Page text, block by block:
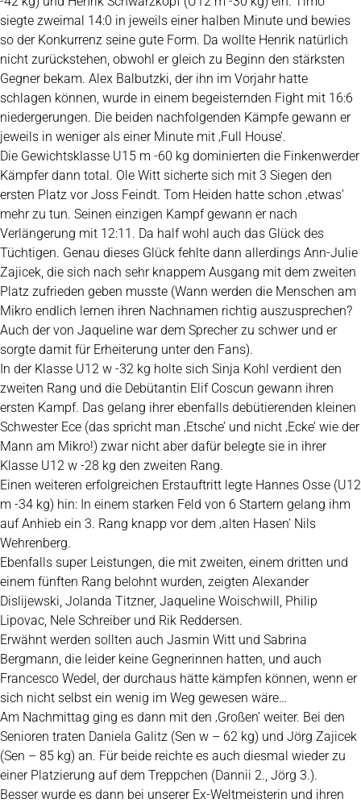
siegte zweimal 14:0 in jeweils einer halben Minute und bewies
so der Konkurrenz seine gute Form. Da wollte Henrik natürlich
nicht zurückstehen, obwohl er gleich zu Beginn den stärksten
Gegner bekam. Alex Balbutzki, der ihn im Vorjahr hatte
schlagen können, wurde in einem begeisternden Fight mit 16:6
niedergerungen. Die beiden nachfolgenden Kämpfe gewann er
jeweils in weniger als einer Minute mit ‚Full House’.
Die Gewichtsklasse U15 m -60 kg dominierten die Finkenwerder
Kämpfer dann total. Ole Witt sicherte sich mit 3 Siegen den
ersten Platz vor Joss Feindt. Tom Heiden hatte schon ‚etwas’
mehr zu tun. Seinen einzigen Kampf gewann er nach
Verlängerung mit 12:11. Da half wohl auch das Glück des
Tüchtigen. Genau dieses Glück fehlte dann allerdings Ann-Julie
Zajicek, die sich nach sehr knappem Ausgang mit dem zweiten
Platz zufrieden geben musste (Wann werden die Menschen am
Mikro endlich lernen ihren Nachnamen richtig auszusprechen?
Auch der von Jaqueline war dem Sprecher zu schwer und er
sorgte damit für Erheiterung unter den Fans).
In der Klasse U12 w -32 kg holte sich Sinja Kohl verdient den
zweiten Rang und die Debütantin Elif Coscun gewann ihren
ersten Kampf. Das gelang ihrer ebenfalls debütierenden kleinen
Schwester Ece (das spricht man ‚Etsche’ und nicht ‚Ecke’ wie der
Mann am Mikro!) zwar nicht aber dafür belegte sie in ihrer
Klasse U12 w -28 kg den zweiten Rang.
Einen weiteren erfolgreichen Erstauftritt legte Hannes Osse (U12
m -34 kg) hin: In einem starken Feld von 6 Startern gelang ihm
auf Anhieb ein 3. Rang knapp vor dem ‚alten Hasen’ Nils
Wehrenberg.
Ebenfalls super Leistungen, die mit zweiten, einem dritten und
einem fünften Rang belohnt wurden, zeigten Alexander
Dislijewski, Jolanda Titzner, Jaqueline Woischwill, Philip
Lipovac, Nele Schreiber und Rik Reddersen.
Erwähnt werden sollten auch Jasmin Witt und Sabrina
Bergmann, die leider keine Gegnerinnen hatten, und auch
Francesco Wedel, der durchaus hätte kämpfen können, wenn er
sich nicht selbst ein wenig im Weg gewesen wäre…
Am Nachmittag ging es dann mit den ‚Großen’ weiter. Bei den
Senioren traten Daniela Galitz (Sen w – 62 kg) und Jörg Zajicek
(Sen – 85 kg) an. Für beide reichte es auch diesmal wieder zu
einer Platzierung auf dem Treppchen (Dannii 2., Jörg 3.).
Besser wurde es dann bei unserer Ex-Weltmeisterin und ihren